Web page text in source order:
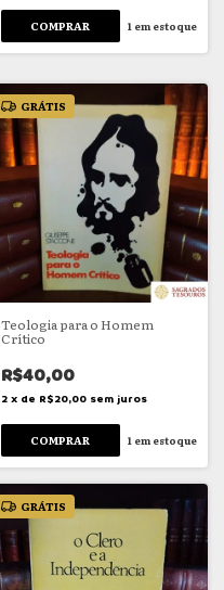
1 em estoque
GRÁTIS
Teologia para o Homem
Crítico
R$40,00
2 x de R$20,00 sem juros
1 em estoque
GRÁTIS